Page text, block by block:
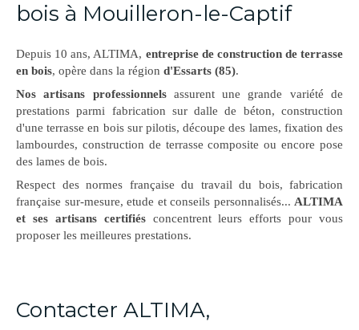
bois à Mouilleron-le-Captif
Depuis 10 ans, ALTIMA, entreprise de construction de terrasse
en bois, opère dans la région d'Essarts (85).
Nos artisans professionnelsassurent une grande variété de
prestations parmi fabrication sur dalle de béton, construction
d'une terrasse en bois sur pilotis, découpe des lames, fixation des
lambourdes, construction de terrasse composite ou encore pose
des lames de bois.
Respect des normes française du travail du bois, fabrication
française sur-mesure, etude et conseils personnalisés... ALTIMA
et ses artisans certifiésconcentrent leurs efforts pour vous
proposer les meilleures prestations.
Contacter ALTIMA,